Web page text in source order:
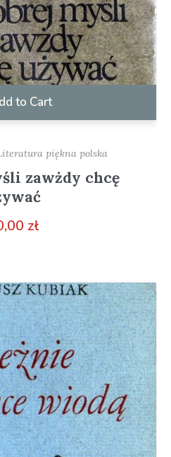
to Cart
piękna polska
zawżdy chcę
zł